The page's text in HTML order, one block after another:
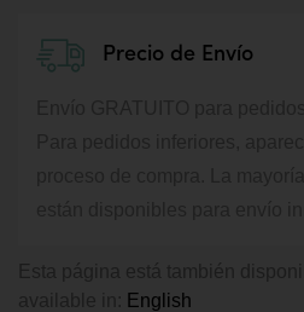
Precio de Envío
English